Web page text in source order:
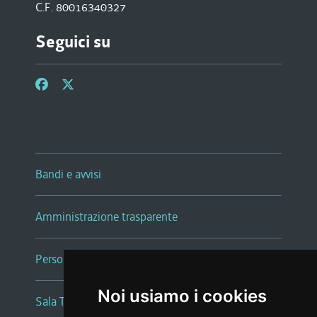
Noi usiamo i cookies
C.F. 80016340327
Seguici su
Bandi e avvisi
Amministrazione trasparente
Persone e Uffici
Sala Tiziano Tessitori